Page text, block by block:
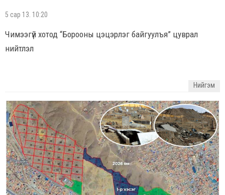
5 сар 13. 10:20
Чимээгүй хотод “Борооны цэцэрлэг байгуулъя” цуврал
нийтлэл
Нийгэм